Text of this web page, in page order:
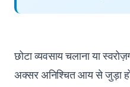
छोटा व्यवसाय चलाना या
अक्सर अनिश्चित आय से जुड़ा